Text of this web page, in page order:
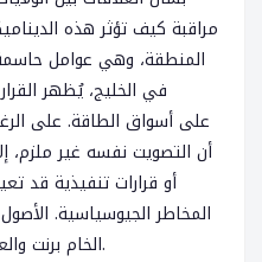
مراقبة كيف تؤثر هذه
المنطقة، وهي عوامل
في الخليج، يُظهر
أن التصويت نفسه غير ملزم،
أو قرارات تنفيذية قد
المخاطر الجيوسياسية.
الخام برنت والعملات المرتبطة بالدولار الأمريكي.